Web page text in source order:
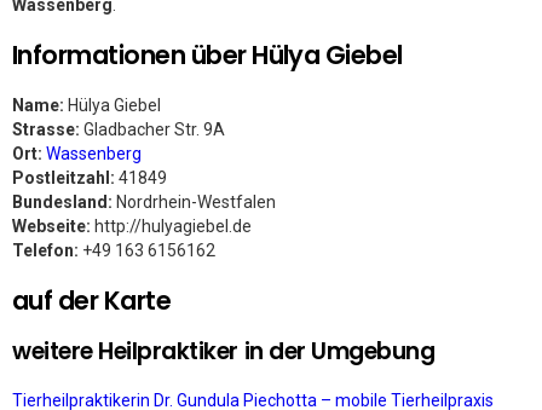
Wassenberg
Informationen über Hülya Giebel
Name: Hülya Giebel
Strasse: Gladbacher Str. 9A
Ort: Wassenberg
Postleitzahl: 41849
Bundesland: Nordrhein-Westfalen
Webseite: http://hulyagiebel.de
Telefon: +49 163 6156162
auf der Karte
weitere Heilpraktiker in der Umgebung
Tierheilpraktikerin Dr. Gundula Piechotta – mobile Tierheilpraxis